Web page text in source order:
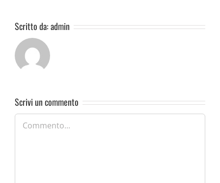
Scritto da:admin
Scrivi un commento
Commento